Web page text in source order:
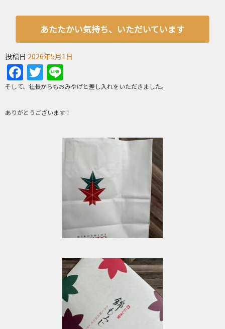
あたたかい気持ち、いただいています
投稿日 2026年5月1日
Facebook
Twitter
そして、社長からもおみやげと差し入れをいただきました。
ありがとうございます！